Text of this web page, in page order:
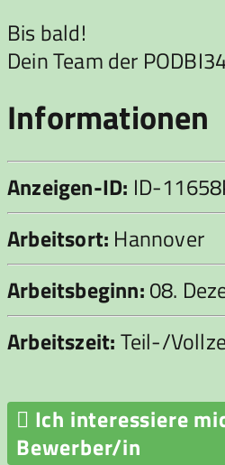
Bis bald!
Dein Team der
Informationen
Anzeigen-ID: ID-
Arbeitsort: Hannover
Arbeitsbeginn:08.
Arbeitszeit:Teil-/
 Ich interessiere
Bewerber/in